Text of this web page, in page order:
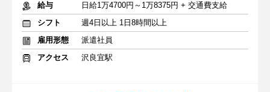
給与
日給1万4700円～1万8375円 + 交通費支給
シフト
週4日以上 1日8時間以上
雇用形態
派遣社員
アクセス
沢良宜駅